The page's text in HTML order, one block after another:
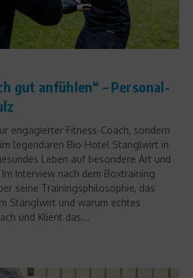
gut anfühlen“ – Personal-
engagierter Fitness-Coach, sondern
legendären Bio-Hotel Stanglwirt in
Leben auf besondere Art und
Interview nach dem Boxtraining
seine Trainingsphilosophie, das
Stanglwirt und warum echtes
und Klient das...